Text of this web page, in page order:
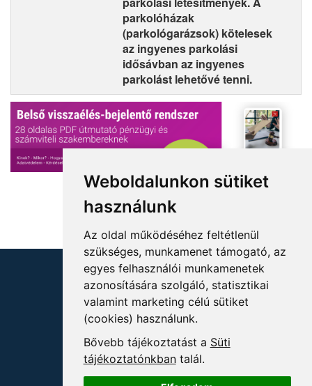
Weboldalunkon sütiket
használunk
Az oldal működéséhez feltétlenül
szükséges, munkamenet támogató, az
egyes felhasználói munkamenetek
azonosítására szolgáló, statisztikai
valamint marketing célú sütiket
(cookies) használunk.
Bővebb tájékoztatást a Süti
tájékoztatónkbantalál.
parkolóházak
(parkológarázsok) kötelesek
az ingyenes parkolási
idősávban az ingyenes
parkolást lehetővé tenni.
KÖVESSEN MINKET!